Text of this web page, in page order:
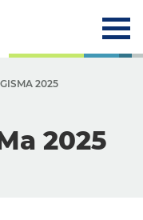
2025
2025